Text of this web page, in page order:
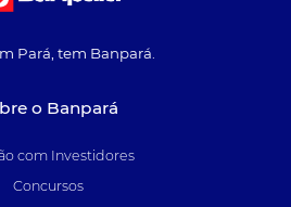
Pará, tem Banpará.
o Banpará
com Investidores
Concursos